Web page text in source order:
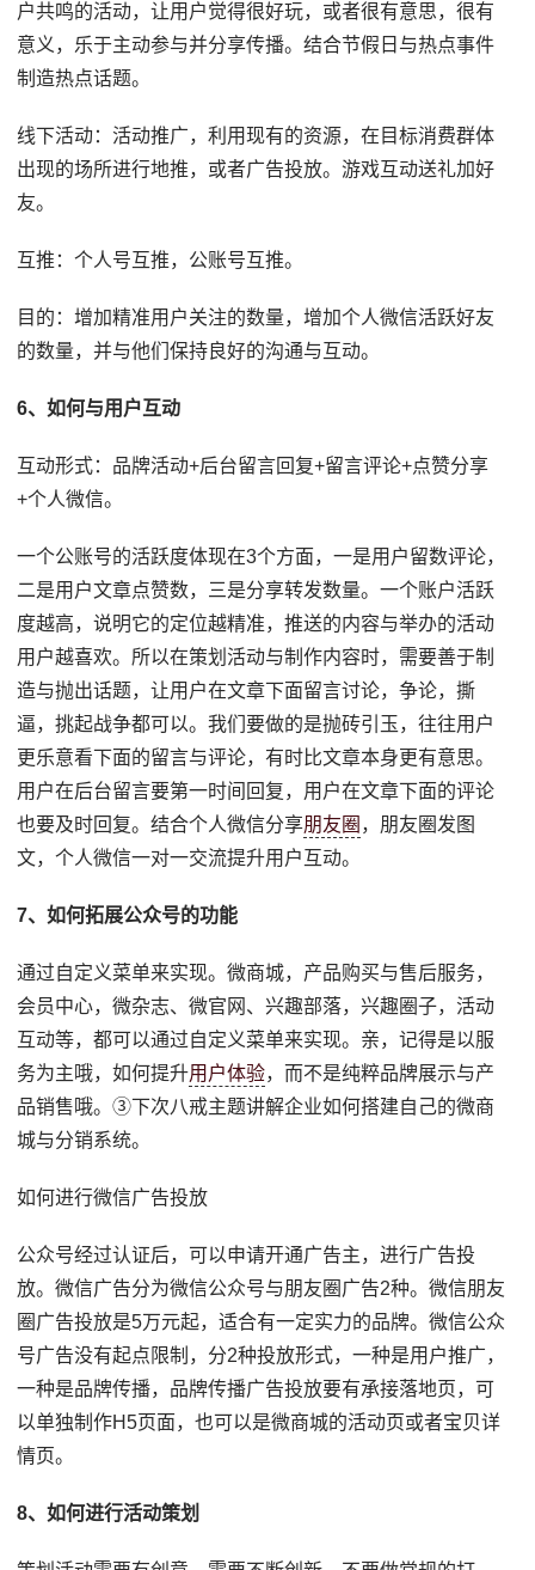
户共鸣的活动，让用户觉得很好玩，或者很有意思，很有
意义，乐于主动参与并分享传播。结合节假日与热点事件
制造热点话题。
线下活动：活动推广，利用现有的资源，在目标消费群体
出现的场所进行地推，或者广告投放。游戏互动送礼加好
友。
互推：个人号互推，公账号互推。
目的：增加精准用户关注的数量，增加个人微信活跃好友
的数量，并与他们保持良好的沟通与互动。
6、如何与用户互动
互动形式：品牌活动+后台留言回复+留言评论+点赞分享
+个人微信。
一个公账号的活跃度体现在3个方面，一是用户留数评论，
二是用户文章点赞数，三是分享转发数量。一个账户活跃
度越高，说明它的定位越精准，推送的内容与举办的活动
用户越喜欢。所以在策划活动与制作内容时，需要善于制
造与抛出话题，让用户在文章下面留言讨论，争论，撕
逼，挑起战争都可以。我们要做的是抛砖引玉，往往用户
更乐意看下面的留言与评论，有时比文章本身更有意思。
用户在后台留言要第一时间回复，用户在文章下面的评论
也要及时回复。结合个人微信分享朋友圈 ，朋友圈发图
文，个人微信一对一交流提升用户互动。
7、如何拓展公众号的功能
通过自定义菜单来实现。微商城，产品购买与售后服务，
会员中心，微杂志、微官网、兴趣部落，兴趣圈子，活动
互动等，都可以通过自定义菜单来实现。亲，记得是以服
务为主哦，如何提升用户体验，而不是纯粹品牌展示与产
品销售哦。③下次八戒主题讲解企业如何搭建自己的微商
城与分销系统。
如何进行微信广告投放
公众号经过认证后，可以申请开通广告主，进行广告投
放。微信广告分为微信公众号与朋友圈广告2种。微信朋友
圈广告投放是5万元起，适合有一定实力的品牌。微信公众
号广告没有起点限制，分2种投放形式，一种是用户推广，
一种是品牌传播，品牌传播广告投放要有承接落地页，可
以单独制作H5页面，也可以是微商城的活动页或者宝贝详
情页。
8、如何进行活动策划